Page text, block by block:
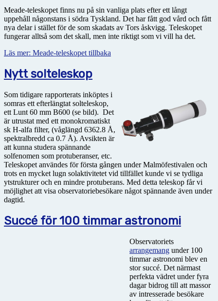
Meade-teleskopet finns nu på sin vanliga plats efter ett långt
uppehåll någonstans i södra Tyskland. Det har fått god vård och fått
nya delar i stället för de som skadats av Tors åskvigg. Teleskopet
fungerar alltså som det skall, men inte riktigt som vi vill ha det.
Läs mer: Meade-teleskopet tillbaka
Nytt solteleskop
Som tidigare rapporterats inköptes i
somras ett efterlängtat solteleskop,
ett Lunt 60 mm B600 (se bild). Det
är utrustat med ett monokromatiskt
sk H-alfa filter, (våglängd 6362.8 Å,
spektralbredd ca 0.7 Å). Avsikten är
att kunna studera spännande
solfenomen som protuberanser, etc.
Teleskopet användes för första gången under Malmöfestivalen och
trots en mycket lugn solaktivitetet vid tillfället kunde vi se tydliga
ytstrukturer och en mindre protuberans. Med detta teleskop får vi
möjlighet att visa observatoriebesökare något spännande även under
dagtid.
Succé för 100 timmar astronomi
Observatoriets
arrangemang under 100
timmar astronomi blev en
stor succé. Det närmast
perfekta vädret under fyra
dagar bidrog till att massor
av intresserade besökare